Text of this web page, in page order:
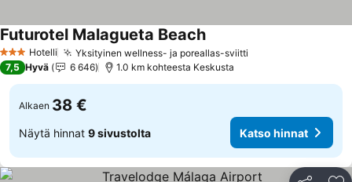
3 Tähtiluokitus
Hotelli Yksityinen wellness- ja poreallas-sviitti
Futurotel Malagueta BeachKatso hinnat
7,5 Hyvä 6 646 1.0 km kohteesta Keskusta
Alkaen 38 €
Näytä hinnat 9 sivustolta Katso hinnat